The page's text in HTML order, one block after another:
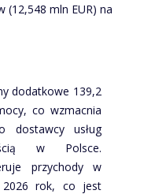
(12,548 mln EUR) na
dodatkowe 139,2
co wzmacnia
dostawcy usług
w Polsce.
przychody w
2026 rok, co jest